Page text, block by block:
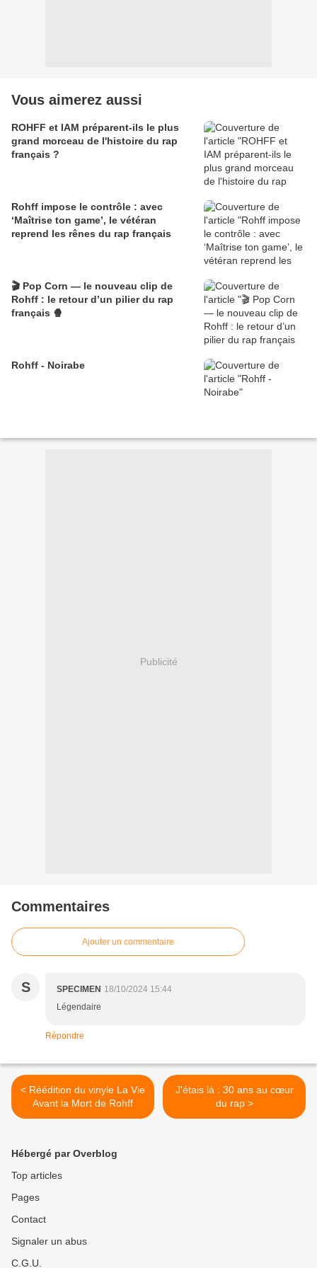
Vous aimerez aussi
ROHFF et IAM préparent-ils le plus
grand morceau de l'histoire du rap
français ?
Rohff impose le contrôle : avec
‘Maîtrise ton game’, le vétéran
reprend les rênes du rap français
🎬 Pop Corn — le nouveau clip de
Rohff : le retour d’un pilier du rap
français 🍿
Rohff - Noirabe
Publicité
Commentaires
Ajouter un commentaire
S SPECIMEN 18/10/2024 15:44
Légendaire
Répondre
< Réédition du vinyle La Vie
Avant la Mort de Rohff
J'étais là : 30 ans au cœur
du rap >
Hébergé par Overblog
Top articles
Pages
Contact
Signaler un abus
C.G.U.